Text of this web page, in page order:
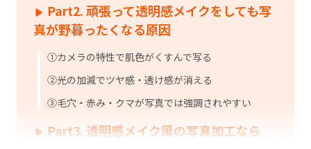
Part2. 頑張って透明感メイクをしても写
真が野暮ったくなる原因
①カメラの特性で肌色がくすんで写る
②光の加減でツヤ感・透け感が消える
③毛穴・赤み・クマが写真では強調されやすい
Part3. 透明感メイク風の写真加工なら